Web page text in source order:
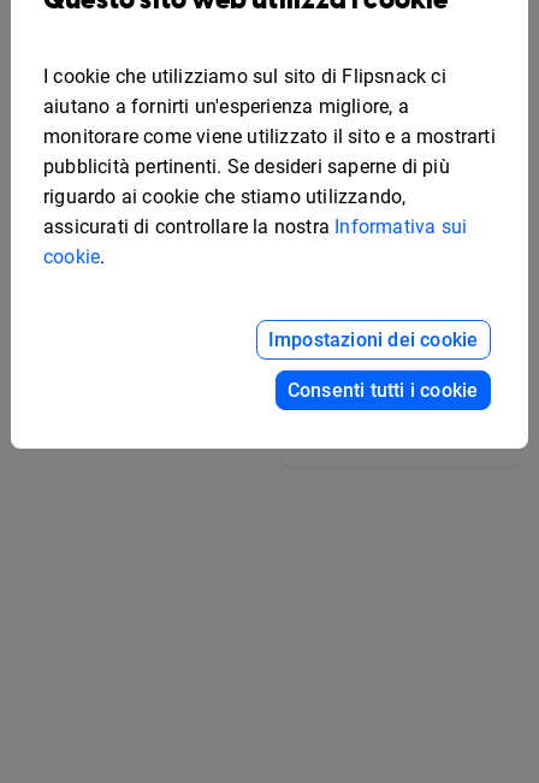
Modello di scheda
tecnica elettronica
I cookie che utilizziamo sul sito di Flipsnack ci
aiutano a fornirti un'esperienza migliore, a
monitorare come viene utilizzato il sito e a mostrarti
pubblicità pertinenti. Se desideri saperne di più
riguardo ai cookie che stiamo utilizzando,
assicurati di controllare la nostra Informativa sui
cookie.
Impostazioni dei cookie
Consenti tutti i cookie